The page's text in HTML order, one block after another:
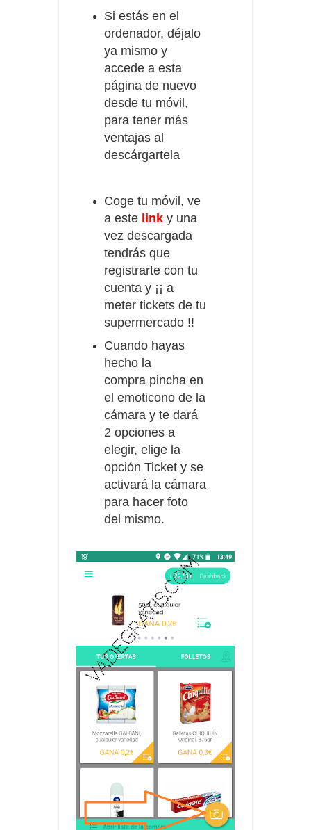
Si estás en el
ordenador, déjalo
ya mismo y
accede a esta
página de nuevo
desde tu móvil,
para tener más
ventajas al
descárgartela
Coge tu móvil, ve
a este link y una
vez descargada
tendrás que
registrarte con tu
cuenta y ¡¡ a
meter tickets de tu
supermercado !!
Cuando hayas
hecho la
compra pincha en
el emoticono de la
cámara y te dará
2 opciones a
elegir, elige la
opción Ticket y se
activará la cámara
para hacer foto
del mismo.